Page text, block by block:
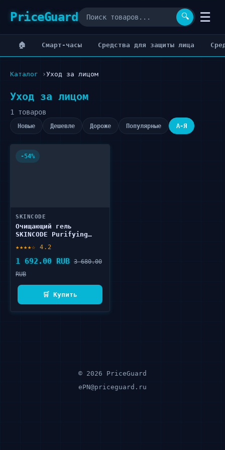
PriceGuard 🔍 ☰
🏠 Cмарт-часы Cредства для защиты лица
Каталог Уход за лицом
Уход за лицом
1 товаров
Новые Дешевле Дороже Популярные А-Я
-54%
SKINCODE
Очищающий гель
SKINCODE Purifying
★★★★☆ 4.2
1 692.00 RUB 3 680.00
RUB
🛒 Купить
© 2026 PriceGuard
ePN@priceguard.ru